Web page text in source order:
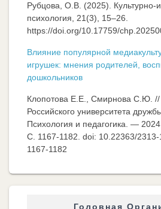
Рубцова, О.В. (2025). Культурно-
психология, 21(3), 15–26.
https://doi.org/10.17759/
Влияние популярной
игрушек: мнения родителей,
дошкольников
Клопотова Е.Е., Смирнова С.Ю. //
Российского университета
Психология и педагогика. —
C. 1167-1182. doi: 10.22363/
1167-1182
Головная